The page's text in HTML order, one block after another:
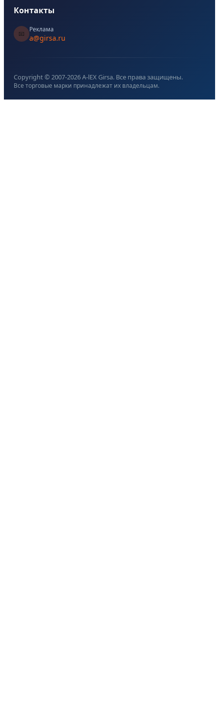
Контакты
📧
Реклама
a@girsa.ru
Copyright © 2007-2026A-lEX Girsa. Все права защищены.
Все торговые марки принадлежат их владельцам.